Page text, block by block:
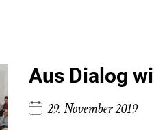
Aus Dialog
29. November 2019